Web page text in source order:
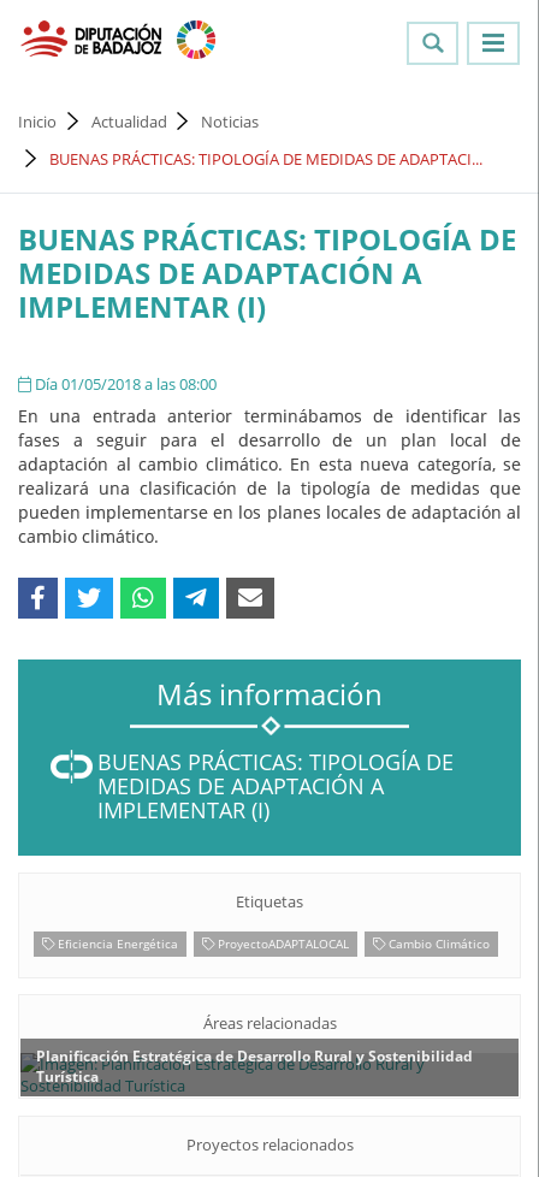
Inicio Actualidad
Noticias
BUENAS PRÁCTICAS: TIPOLOGÍA DE MEDIDAS DE ADAPTACI...
BUENAS PRÁCTICAS: TIPOLOGÍA DE
MEDIDAS DE ADAPTACIÓN A
IMPLEMENTAR (I)
Día 01/05/2018 a las 08:00
En una entrada anterior terminábamos de identificar las
fases a seguir para el desarrollo de un plan local de
adaptación al cambio climático. En esta nueva categoría, se
realizará una clasificación de la tipología de medidas que
pueden implementarse en los planes locales de adaptación al
cambio climático.
Más información
BUENAS PRÁCTICAS: TIPOLOGÍA DE
MEDIDAS DE ADAPTACIÓN A
IMPLEMENTAR (I)
Etiquetas
Eficiencia Energética ProyectoADAPTALOCAL Cambio Climático
Áreas relacionadas
Planificación Estratégica de Desarrollo Rural y Sostenibilidad
Turística
Proyectos relacionados